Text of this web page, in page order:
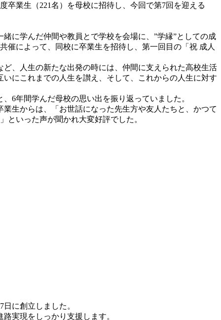
卒業生（221名）を母校に招待し、今回で第7回を迎える
に学んだ仲間や教員とで学校を会場に、”学縁”としての成
催によって、同校に卒業生を招待し、第一回目の「祝 成人
、人生の新たな出発の時には、仲間に支えられた高校生活
にこれまでの人生を讃え、そして、これからの人生に対す
6年間学んだ母校の思い出を振り返っていました。
生からは、「お世話になった先生方や友人たちと、かつて
といった声が聞かれ大変好評でした。
に創立しました。
実現をしっかり支援します。